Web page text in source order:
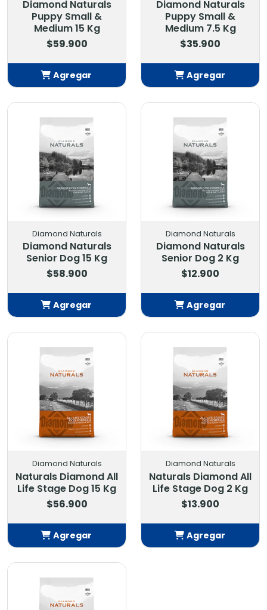
Diamond Naturals
Puppy Small &
Medium 15 Kg
$59.900
Agregar
Diamond Naturals
Puppy Small &
Medium 7.5 Kg
$35.900
Agregar
Diamond Naturals
Diamond Naturals
Senior Dog 15 Kg
$58.900
Agregar
Añadido
Diamond Naturals
Diamond Naturals
Senior Dog 2 Kg
$12.900
Agregar
Añadido
Diamond Naturals
Naturals Diamond All
Life Stage Dog 15 Kg
$56.900
Agregar
Diamond Naturals
Naturals Diamond All
Life Stage Dog 2 Kg
$13.900
Agregar